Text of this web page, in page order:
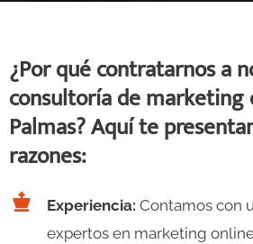
¿Por qué contratarnos a
consultoría de marketing
Palmas? Aquí te
razones:
Experiencia: Contamos con
expertos en marketing